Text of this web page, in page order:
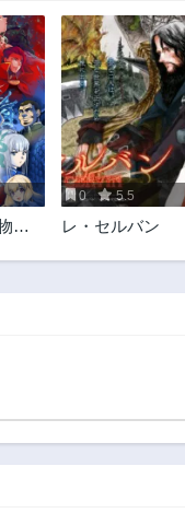
語
0 5.5
レ・セルバン